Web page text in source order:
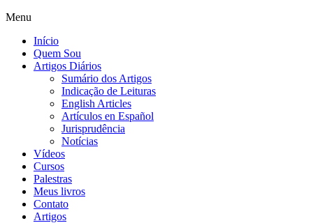
Menu
Início
Quem Sou
Artigos Diários
Sumário dos Artigos
Indicação de Leituras
English Articles
Artículos en Español
Jurisprudência
Notícias
Vídeos
Cursos
Palestras
Meus livros
Contato
Artigos